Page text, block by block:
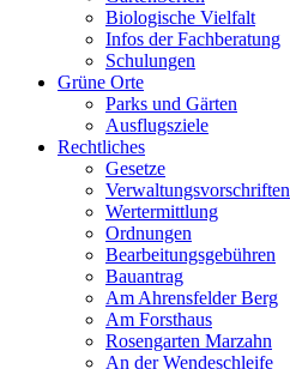
Biologische Vielfalt
Infos der Fachberatung
Schulungen
Grüne Orte
Parks und Gärten
Ausflugsziele
Rechtliches
Gesetze
Verwaltungsvorschriften
Wertermittlung
Ordnungen
Bearbeitungsgebühren
Bauantrag
Am Ahrensfelder Berg
Am Forsthaus
Rosengarten Marzahn
An der Wendeschleife